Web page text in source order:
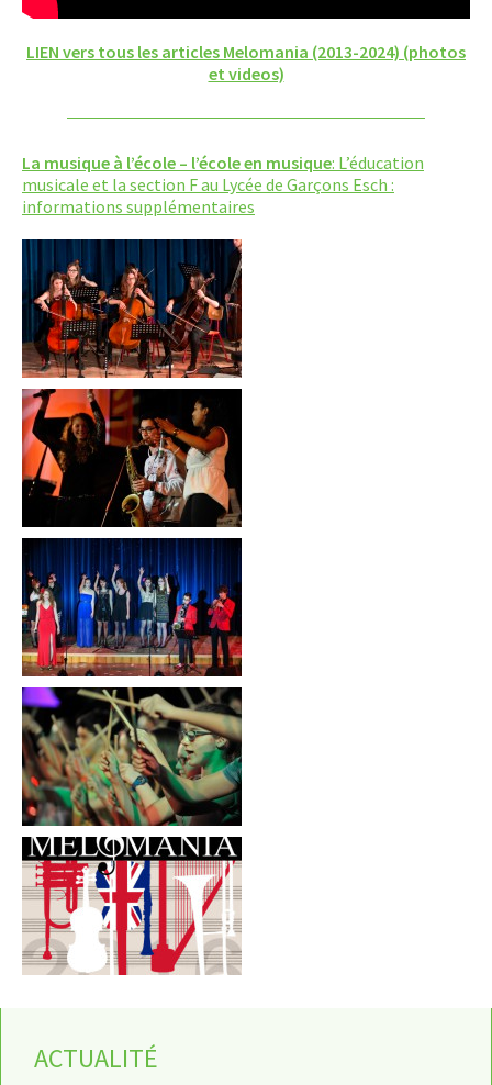
LIEN vers tous les articles Melomania (2013-2024) (photos
et videos)
La musique à l’école – l’école en musique: L’éducation
musicale et la section F au Lycée de Garçons Esch :
informations supplémentaires
ACTUALITÉ